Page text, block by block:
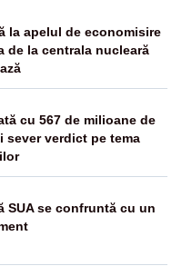
la apelul de economisire
de la centrala nucleară
cu 567 de milioane de
sever verdict pe tema
SUA se confruntă cu un